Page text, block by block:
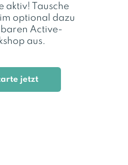
aktiv! Tausche
optional dazu
Active-
aus.
jetzt